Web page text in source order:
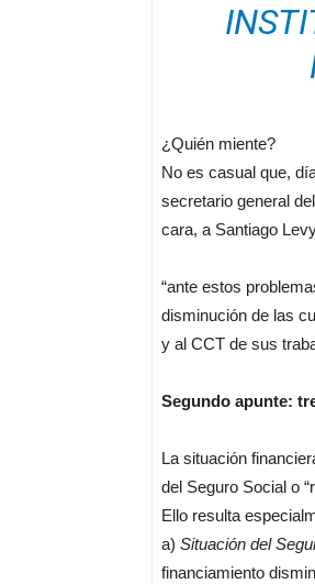
¿Quién miente?
No es casual que,
secretario general
cara, a Santiago
“ante estos
disminución de las
y al CCT de sus
Segundo apunte:
La situación
del Seguro Social o
Ello resulta
a) Situación del
financiamiento